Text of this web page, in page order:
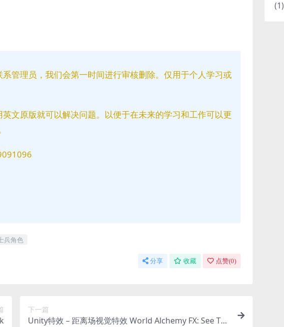
管理员，我们会第一时间进行审核删除。仅用于个人学习或
文原版就可以解决问题。以便于在未来的学习和工作可以更
兵角色
分享 收藏 点赞(0)
下一篇
Unity特效 – 距离场视觉特效 World Alchemy FX: See Thr
(1)